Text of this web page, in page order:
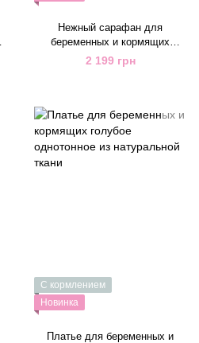
Нежный сарафан для
беременных и кормящих
молочный с синим принтом
длинный
2 199 грн
С кормлением
Новинка
Платье для беременных и